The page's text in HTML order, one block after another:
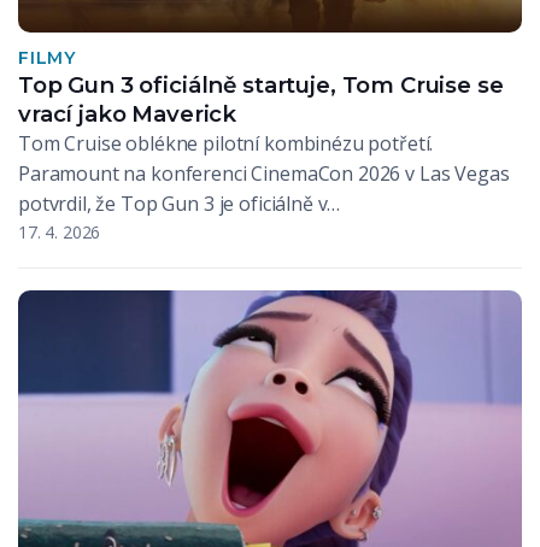
FILMY
Top Gun 3 oficiálně startuje, Tom Cruise se
vrací jako Maverick
Tom Cruise oblékne pilotní kombinézu potřetí.
Paramount na konferenci CinemaCon 2026 v Las Vegas
potvrdil, že Top Gun 3 je oficiálně v…
17. 4. 2026